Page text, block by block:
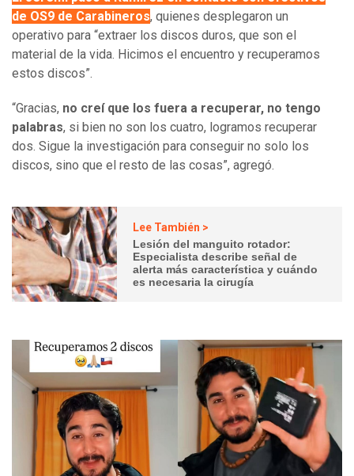
de OS9 de Carabineros, quienes desplegaron un
operativo para “extraer los discos duros, que son el
material de la vida. Hicimos el encuentro y recuperamos
estos discos”.
“Gracias, no creí que los fuera a recuperar, no tengo
palabras, si bien no son los cuatro, logramos recuperar
dos. Sigue la investigación para conseguir no solo los
discos, sino que el resto de las cosas”, agregó.
Lee También >
Lesión del manguito rotador:
Especialista describe señal de
alerta más característica y cuándo
es necesaria la cirugía